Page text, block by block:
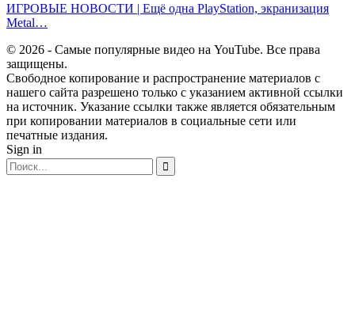
ИГРОВЫЕ НОВОСТИ | Ещё одна PlayStation, экранизация
Metal…
© 2026 - Самые популярные видео на YouTube. Все права
защищены.
Свободное копирование и распространение материалов с
нашего сайта разрешено только с указанием активной ссылки
на источник. Указание ссылки также является обязательным
при копировании материалов в социальные сети или
печатные издания.
Sign in